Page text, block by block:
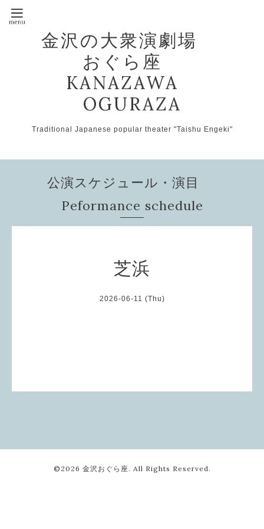
金沢の大衆演劇場
おぐら座
KANAZAWA
OGURAZA
Traditional Japanese popular theater "Taishu Engeki"
公演スケジュール・演目
Peformance schedule
芝浜
2026-06-11 (Thu)
©2026 金沢おぐら座. All Rights Reserved.